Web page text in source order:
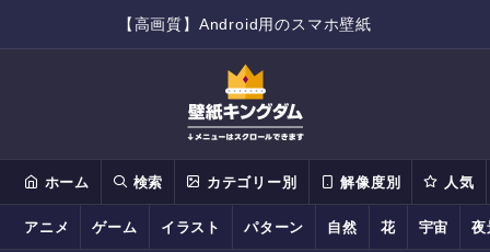
【高画質】Android用のスマホ壁紙
ホーム 検索 カテゴリー別 解像度別 人気
アニメ ゲーム イラスト パターン 自然 花 宇宙 夜